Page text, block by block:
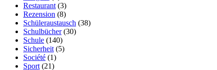
Restaurant (3)
Rezension (8)
Schüleraustausch (38)
Schulbücher(30)
Schule (140)
Sicherheit (5)
Société (1)
Sport (21)